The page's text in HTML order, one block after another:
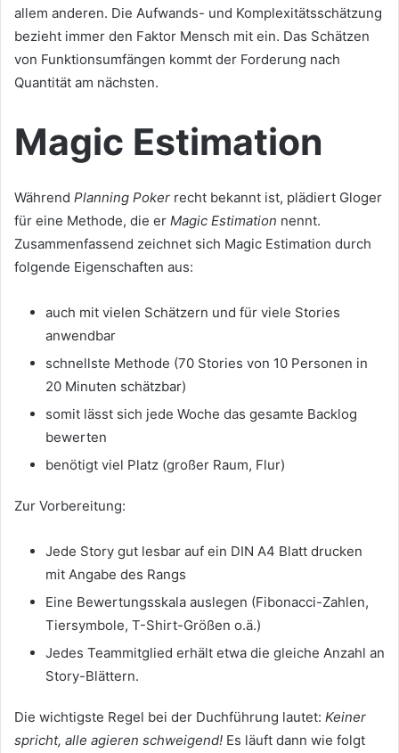
allem anderen. Die Aufwands- und Komplexitätsschätzung
bezieht immer den Faktor Mensch mit ein. Das Schätzen
von Funktionsumfängen kommt der Forderung nach
Quantität am nächsten.
Magic Estimation
Während Planning Poker recht bekannt ist, plädiert Gloger
für eine Methode, die er Magic Estimation nennt.
Zusammenfassend zeichnet sich Magic Estimation durch
folgende Eigenschaften aus:
auch mit vielen Schätzern und für viele Stories
anwendbar
schnellste Methode (70 Stories von 10 Personen in
20 Minuten schätzbar)
somit lässt sich jede Woche das gesamte Backlog
bewerten
benötigt viel Platz (großer Raum, Flur)
Zur Vorbereitung:
Jede Story gut lesbar auf ein DIN A4 Blatt drucken
mit Angabe des Rangs
Eine Bewertungsskala auslegen (Fibonacci-Zahlen,
Tiersymbole, T-Shirt-Größen o.ä.)
Jedes Teammitglied erhält etwa die gleiche Anzahl an
Story-Blättern.
Die wichtigste Regel bei der Duchführung lautet: Keiner
spricht, alle agieren schweigend! Es läuft dann wie folgt